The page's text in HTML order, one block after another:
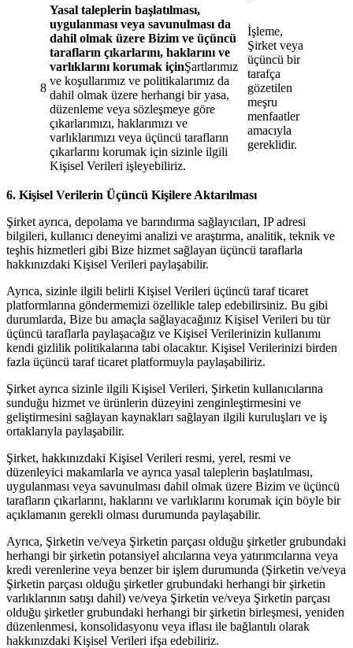
8
Yasal taleplerin başlatılması,
uygulanması veya savunulması da
dahil olmak üzere Bizim ve üçüncü
tarafların çıkarlarını, haklarını ve
varlıklarını korumak içinŞartlarımız
ve koşullarımız ve politikalarımız da
dahil olmak üzere herhangi bir yasa,
düzenleme veya sözleşmeye göre
çıkarlarımızı, haklarımızı ve
varlıklarımızı veya üçüncü tarafların
çıkarlarını korumak için sizinle ilgili
Kişisel Verileri işleyebiliriz.
İşleme,
Şirket veya
üçüncü bir
tarafça
gözetilen
meşru
menfaatler
amacıyla
gereklidir.
6. Kişisel Verilerin Üçüncü Kişilere Aktarılması
Şirket ayrıca, depolama ve barındırma sağlayıcıları, IP adresi
bilgileri, kullanıcı deneyimi analizi ve araştırma, analitik, teknik ve
teşhis hizmetleri gibi Bize hizmet sağlayan üçüncü taraflarla
hakkınızdaki Kişisel Verileri paylaşabilir.
Ayrıca, sizinle ilgili belirli Kişisel Verileri üçüncü taraf ticaret
platformlarına göndermemizi özellikle talep edebilirsiniz. Bu gibi
durumlarda, Bize bu amaçla sağlayacağınız Kişisel Verileri bu tür
üçüncü taraflarla paylaşacağız ve Kişisel Verilerinizin kullanımı
kendi gizlilik politikalarına tabi olacaktır. Kişisel Verilerinizi birden
fazla üçüncü taraf ticaret platformuyla paylaşabiliriz.
Şirket ayrıca sizinle ilgili Kişisel Verileri, Şirketin kullanıcılarına
sunduğu hizmet ve ürünlerin düzeyini zenginleştirmesini ve
geliştirmesini sağlayan kaynakları sağlayan ilgili kuruluşları ve iş
ortaklarıyla paylaşabilir.
Şirket, hakkınızdaki Kişisel Verileri resmi, yerel, resmi ve
düzenleyici makamlarla ve ayrıca yasal taleplerin başlatılması,
uygulanması veya savunulması dahil olmak üzere Bizim ve üçüncü
tarafların çıkarlarını, haklarını ve varlıklarını korumak için böyle bir
açıklamanın gerekli olması durumunda paylaşabilir.
Ayrıca, Şirketin ve/veya Şirketin parçası olduğu şirketler grubundaki
herhangi bir şirketin potansiyel alıcılarına veya yatırımcılarına veya
kredi verenlerine veya benzer bir işlem durumunda (Şirketin ve/veya
Şirketin parçası olduğu şirketler grubundaki herhangi bir şirketin
varlıklarının satışı dahil) ve/veya Şirketin ve/veya Şirketin parçası
olduğu şirketler grubundaki herhangi bir şirketin birleşmesi, yeniden
düzenlenmesi, konsolidasyonu veya iflası ile bağlantılı olarak
hakkınızdaki Kişisel Verileri ifşa edebiliriz.